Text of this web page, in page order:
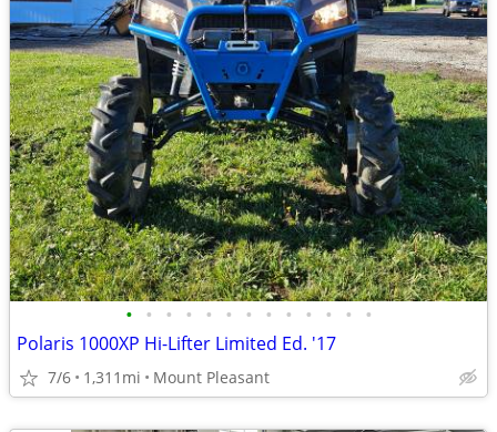
• • • • • • • • • • • • •
Polaris 1000XP Hi-Lifter Limited Ed. '17
7/6 1,311mi Mount Pleasant